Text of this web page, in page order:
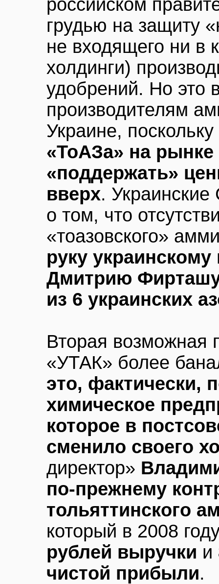
российском
грудью на защиту
не входящего ни в
холдинги)
удобрений. Но это
производителям
Украине, поскольку
«ТоАЗа» на
«поддержать»
вверх.
о том, что
«тоазовского»
руку
Дмитрию
из 6 украинских
Вторая возможная
«УТАК» более
это, фактически,
химическое
которое в
сменило своего
директор»
по-прежнему
тольяттинского
который в 2008
рублей выручки и
чистой прибыли.